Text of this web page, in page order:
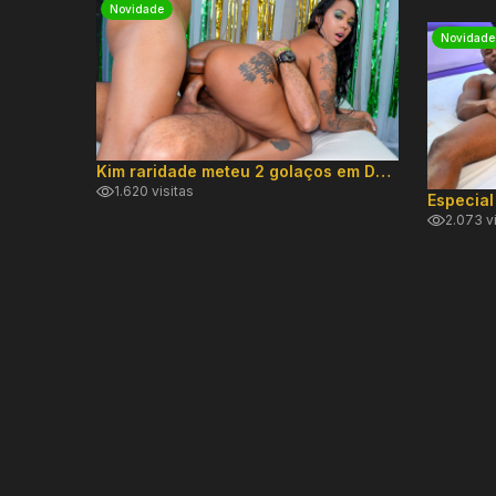
Novidade
Kim raridade meteu 2 golaços em DP hard!
1.620 visitas
Novidade
2.073